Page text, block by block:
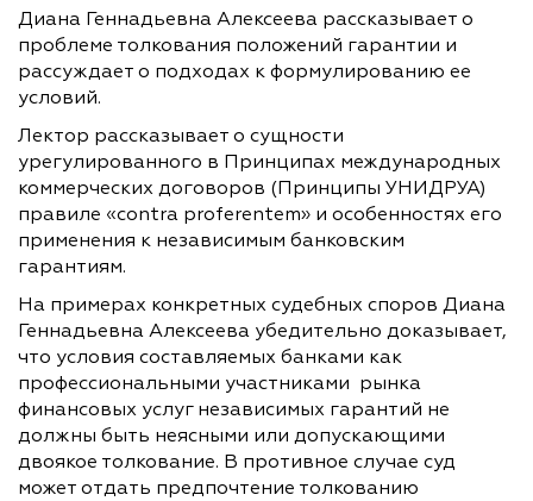
Диана Геннадьевна Алексеева рассказывает о
проблеме толкования положений гарантии и
рассуждает о подходах к формулированию ее
условий.
Лектор рассказывает о сущности
урегулированного в Принципах международных
коммерческих договоров (Принципы УНИДРУА)
правиле «contra proferentem» и особенностях его
применения к независимым банковским
гарантиям.
На примерах конкретных судебных споров Диана
Геннадьевна Алексеева убедительно доказывает,
что условия составляемых банками как
профессиональными участниками рынка
финансовых услуг независимых гарантий не
должны быть неясными или допускающими
двоякое толкование. В противное случае суд
может отдать предпочтение толкованию